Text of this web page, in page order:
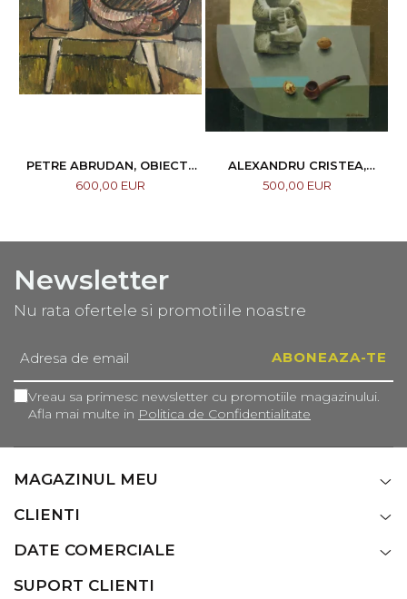
PETRE ABRUDAN, OBIECTE
CASNICE, 1967
600,00 EUR
ALEXANDRU CRISTEA,
COMPOZIȚIE
500,00 EUR
Newsletter
Nu rata ofertele si promotiile noastre
Vreau sa primesc newsletter cu promotiile magazinului.
Afla mai multe in Politica de Confidentialitate
MAGAZINUL MEU
CLIENTI
DATE COMERCIALE
SUPORT CLIENTI